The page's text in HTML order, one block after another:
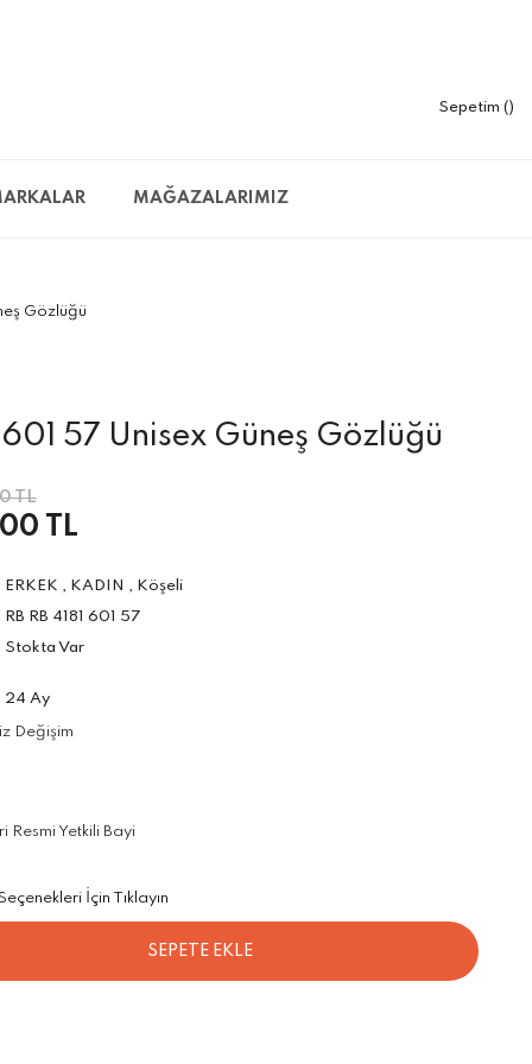
Sepetim
MAĞAZALARIMIZ
Gözlüğü
601 57 Unisex Güneş Gözlüğü
TL
TL
ERKEK , KADIN , Köşeli
RB RB 4181 601 57
Stokta Var
24 Ay
Değişim
Resmi Yetkili Bayi
İçin Tıklayın
SEPETE EKLE